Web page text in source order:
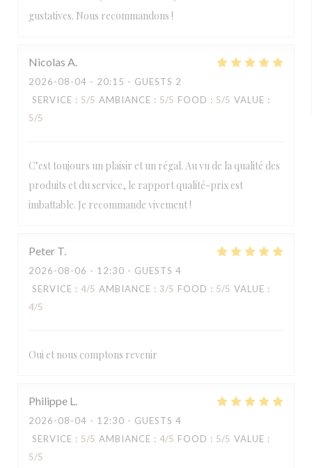
gustatives. Nous recommandons !
Nicolas A
2026-08-04 - 20:15 - GUESTS 2
SERVICE : 5/5 AMBIANCE : 5/5 FOOD : 5/5 VALUE :
5/5
C’est toujours un plaisir et un régal. Au vu de la qualité des
produits et du service, le rapport qualité-prix est
imbattable. Je recommande vivement !
Peter T
2026-08-06 - 12:30 - GUESTS 4
SERVICE : 4/5 AMBIANCE : 3/5 FOOD : 5/5 VALUE :
4/5
Oui et nous comptons revenir
Philippe L
2026-08-04 - 12:30 - GUESTS 4
SERVICE : 5/5 AMBIANCE : 4/5 FOOD : 5/5 VALUE :
5/5